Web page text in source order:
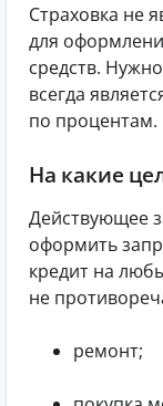
Страховка не
для
средств.
всегда
по процентам.
На какие
Действующее
оформить
кредит на
не
ремонт;